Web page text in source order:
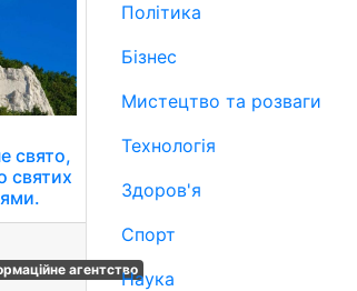
свято,
святих
агентство
Політика
Бізнес
Мистецтво та розваги
Технологія
Здоров'я
Спорт
Наука